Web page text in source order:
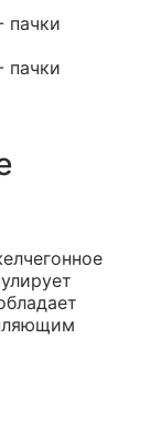
пачки
пачки